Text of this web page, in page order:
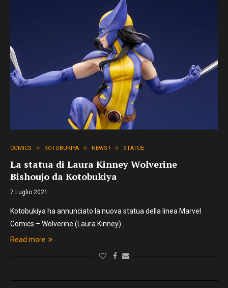
COMICS KOTOBUKIYA NEWS ! STATUE
La statua di Laura Kinney Wolverine
Bishoujo da Kotobukiya
7 Luglio 2021
Kotobukiya ha annunciato la nuova statua della linea Marvel
Comics – Wolverine (Laura Kinney)…
Read more